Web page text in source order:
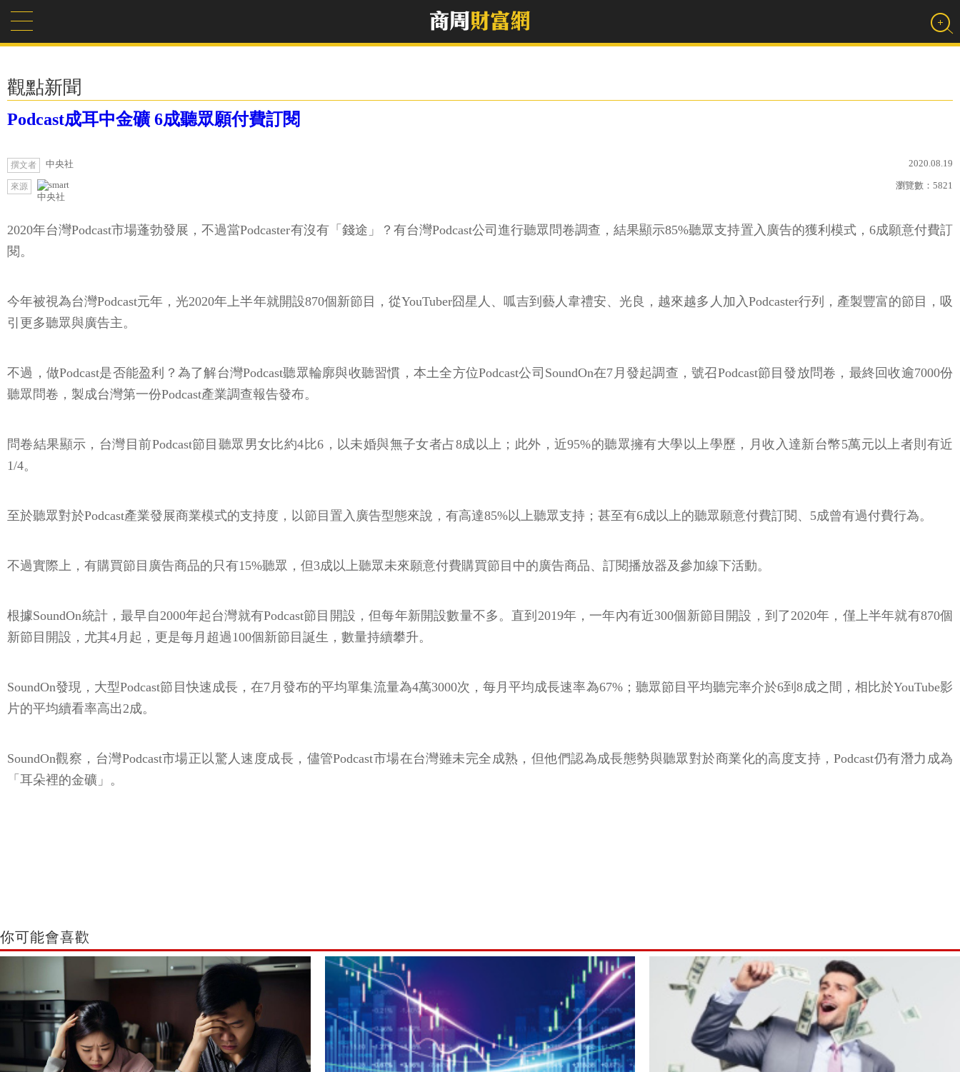
觀點新聞
Podcast成耳中金礦 6成聽眾願付費訂閱
撰文者 中央社 2020.08.19
來源
中央社
瀏覽數： 5821
2020年台灣Podcast市場蓬勃發展，不過當Podcaster有沒有「錢途」？有台灣Podcast公司進行聽眾問卷調查，結果顯示85%聽眾支持置入廣告的獲利模式，6成願意付費訂
閱。
今年被視為台灣Podcast元年，光2020年上半年就開設870個新節目，從YouTuber囧星人、呱吉到藝人韋禮安、光良，越來越多人加入Podcaster行列，產製豐富的節目，吸
引更多聽眾與廣告主。
不過，做Podcast是否能盈利？為了解台灣Podcast聽眾輪廓與收聽習慣，本土全方位Podcast公司SoundOn在7月發起調查，號召Podcast節目發放問卷，最終回收逾7000份
聽眾問卷，製成台灣第一份Podcast產業調查報告發布。
問卷結果顯示，台灣目前Podcast節目聽眾男女比約4比6，以未婚與無子女者占8成以上；此外，近95%的聽眾擁有大學以上學歷，月收入達新台幣5萬元以上者則有近
1/4。
至於聽眾對於Podcast產業發展商業模式的支持度，以節目置入廣告型態來說，有高達85%以上聽眾支持；甚至有6成以上的聽眾願意付費訂閱、5成曾有過付費行為。
不過實際上，有購買節目廣告商品的只有15%聽眾，但3成以上聽眾未來願意付費購買節目中的廣告商品、訂閱播放器及參加線下活動。
根據SoundOn統計，最早自2000年起台灣就有Podcast節目開設，但每年新開設數量不多。直到2019年，一年內有近300個新節目開設，到了2020年，僅上半年就有870個
新節目開設，尤其4月起，更是每月超過100個新節目誕生，數量持續攀升。
SoundOn發現，大型Podcast節目快速成長，在7月發布的平均單集流量為4萬3000次，每月平均成長速率為67%；聽眾節目平均聽完率介於6到8成之間，相比於YouTube影
片的平均續看率高出2成。
SoundOn觀察，台灣Podcast市場正以驚人速度成長，儘管Podcast市場在台灣雖未完全成熟，但他們認為成長態勢與聽眾對於商業化的高度支持，Podcast仍有潛力成為
「耳朵裡的金礦」。
你可能會喜歡